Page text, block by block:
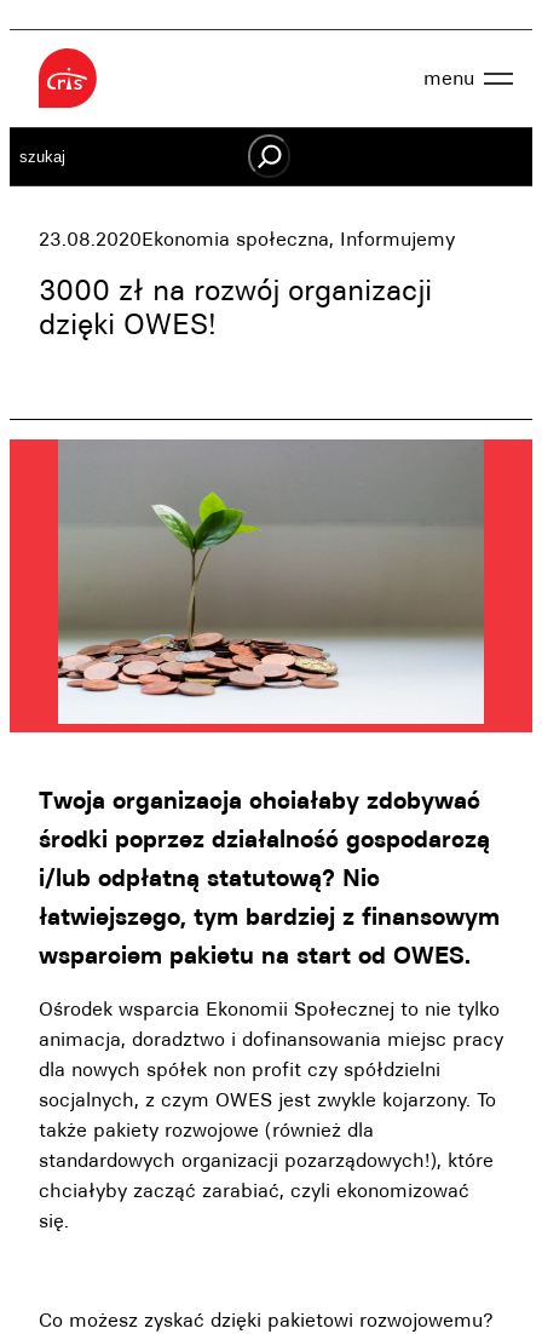
Przejdź
treści
menu
Aktualności
Wspieraj nas
OWES
Szukaj
23.08.2020Ekonomia społeczna, Informujemy
3000 zł na rozwój organizacji
dzięki OWES!
Twoja organizacja chciałaby zdobywać
środki poprzez działalność gospodarczą
i/lub odpłatną statutową? Nic
łatwiejszego, tym bardziej z finansowym
wsparciem pakietu na start od OWES.
Ośrodek wsparcia Ekonomii Społecznej to nie tylko
animacja, doradztwo i dofinansowania miejsc pracy
dla nowych spółek non profit czy spółdzielni
socjalnych, z czym OWES jest zwykle kojarzony. To
także pakiety rozwojowe (również dla
standardowych organizacji pozarządowych!), które
chciałyby zacząć zarabiać, czyli ekonomizować
się.
Co możesz zyskać dzięki pakietowi rozwojowemu?